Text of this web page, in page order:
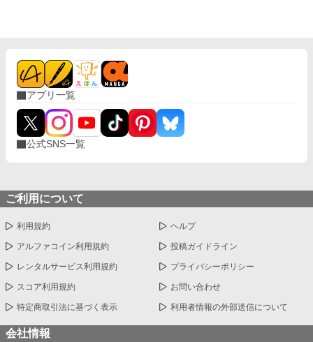
アプリ一覧
公式SNS一覧
ご利用について
利用規約 ヘルプ
アルファコイン利用規約 投稿ガイドライン
レンタルサービス利用規約 プライバシーポリシー
スコア利用規約 お問い合わせ
特定商取引法に基づく表示 利用者情報の外部送信について
会社情報